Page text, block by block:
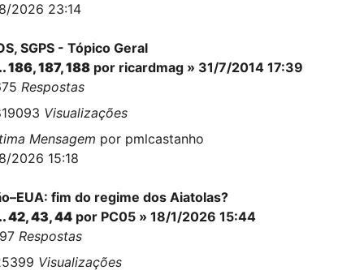
2026 23:14
SGPS - Tópico Geral
186,187,188 por ricardmag » 31/7/2014 17:39
Respostas
Visualizações
Mensagem por pmlcastanho
2026 15:18
fim do regime dos Aiatolas?
42,43,44 por PC05 » 18/1/2026 15:44
Respostas
Visualizações